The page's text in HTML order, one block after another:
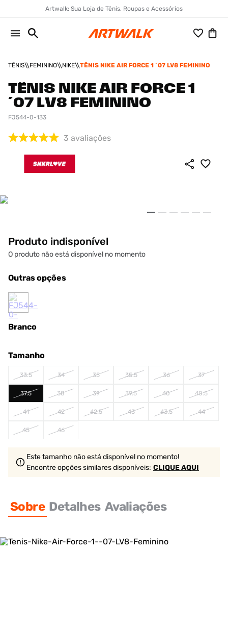
Artwalk: Sua Loja de Tênis, Roupas e Acessórios
TÊNIS FEMININO NIKE TÊNIS NIKE AIR FORCE 1 ´07 LV8 FEMININO
TÊNIS NIKE AIR FORCE 1
´07 LV8 FEMININO
FJ544-0-133
3 avaliações
Produto indisponível
O produto não está disponível no momento
Outras opções
Branco
Tamanho
33.5 34 35 35.5 36 37
37.5 38 39 39.5 40 40.5
41 42 42.5 43 43.5 44
45 46
Este tamanho não está disponível no momento!
Encontre opções similaresdisponíveis: CLIQUE AQUI
Sobre Detalhes Avaliações